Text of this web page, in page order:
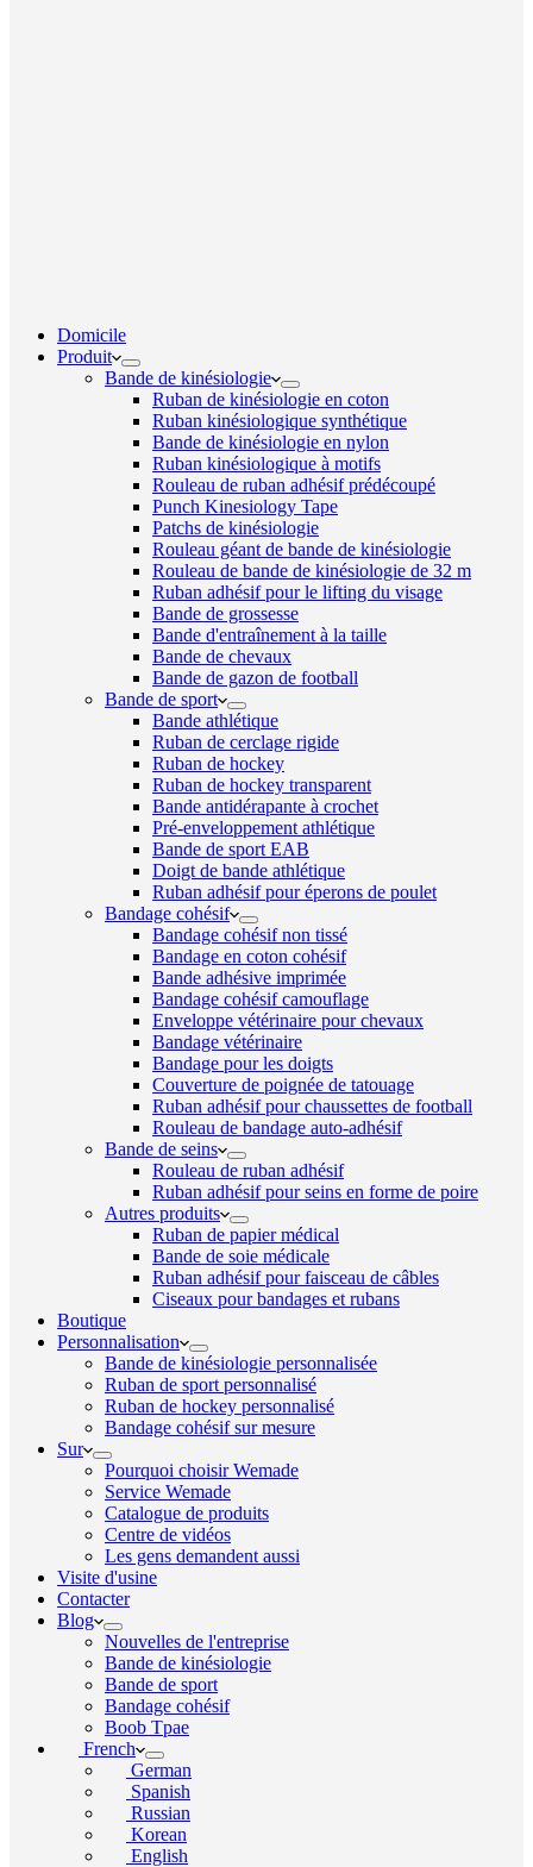
Domicile
Produit
Bande de kinésiologie
Ruban de kinésiologie en coton
Ruban kinésiologique synthétique
Bande de kinésiologie en nylon
Ruban kinésiologique à motifs
Rouleau de ruban adhésif prédécoupé
Punch Kinesiology Tape
Patchs de kinésiologie
Rouleau géant de bande de kinésiologie
Rouleau de bande de kinésiologie de 32 m
Ruban adhésif pour le lifting du visage
Bande de grossesse
Bande d'entraînement à la taille
Bande de chevaux
Bande de gazon de football
Bande de sport
Bande athlétique
Ruban de cerclage rigide
Ruban de hockey
Ruban de hockey transparent
Bande antidérapante à crochet
Pré-enveloppement athlétique
Bande de sport EAB
Doigt de bande athlétique
Ruban adhésif pour éperons de poulet
Bandage cohésif
Bandage cohésif non tissé
Bandage en coton cohésif
Bande adhésive imprimée
Bandage cohésif camouflage
Enveloppe vétérinaire pour chevaux
Bandage vétérinaire
Bandage pour les doigts
Couverture de poignée de tatouage
Ruban adhésif pour chaussettes de football
Rouleau de bandage auto-adhésif
Bande de seins
Rouleau de ruban adhésif
Ruban adhésif pour seins en forme de poire
Autres produits
Ruban de papier médical
Bande de soie médicale
Ruban adhésif pour faisceau de câbles
Ciseaux pour bandages et rubans
Boutique
Personnalisation
Bande de kinésiologie personnalisée
Ruban de sport personnalisé
Ruban de hockey personnalisé
Bandage cohésif sur mesure
Sur
Pourquoi choisir Wemade
Service Wemade
Catalogue de produits
Centre de vidéos
Les gens demandent aussi
Visite d'usine
Contacter
Blog
Nouvelles de l'entreprise
Bande de kinésiologie
Bande de sport
Bandage cohésif
Boob Tpae
French
German
Spanish
Russian
Korean
English